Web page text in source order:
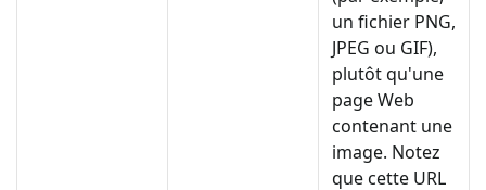
un fichier PNG,
JPEG ou GIF),
plutôt qu'une
page Web
contenant une
image. Notez
que cette URL